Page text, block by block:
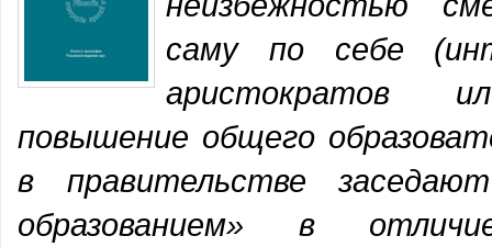
саму по себе
аристократов
повышение общего
в правительстве
образованием» в